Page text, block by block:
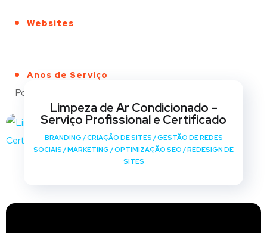
Websites
Anos de Serviço
Portfólio
Limpeza de Ar Condicionado –
Serviço Profissional e Certificado
BRANDING /CRIAÇÃO DE SITES /GESTÃO DE REDES
SOCIAIS /MARKETING /OPTIMIZAÇÃO SEO /REDESIGN DE
SITES